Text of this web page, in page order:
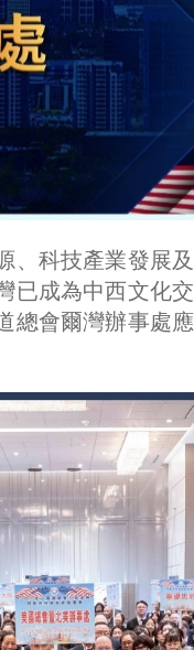
、科技產業發展
已成為中西文化
總會爾灣辦事處